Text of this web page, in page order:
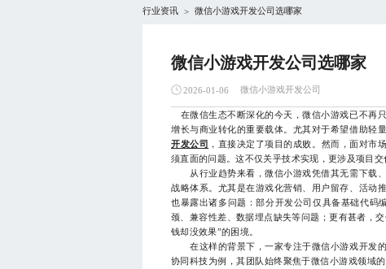
行业资讯 > 微信小游戏开发公司选哪家
微信小游戏开发公司选哪家
2026-01-06 微信小游戏开发公司
在微信生态不断深化的今天，微信小游戏已不再
增长与商业转化的重要载体。尤其对于希望借助轻
开发公司 ，直接决定了项目的成败。然而，面对市
须直面的问题。这不仅关乎技术实现，更涉及项目
从行业趋势来看，微信小游戏凭借其无需下载、
战略体系。尤其是在游戏化营销、用户留存、活动
也暴露出诸多问题：部分开发公司仅具备基础代码
颈、兼容性差、数据埋点缺失等问题；更有甚者，
钱却没效果”的困境。
在这样的背景下，一家专注于微信小游戏开发的
协同科技为例，其团队始终聚焦于微信小游戏领域